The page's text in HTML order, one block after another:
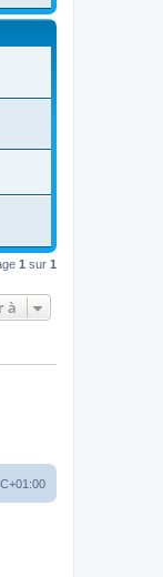
1 sur 1
à